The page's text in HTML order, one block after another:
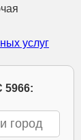
услуг
5966: